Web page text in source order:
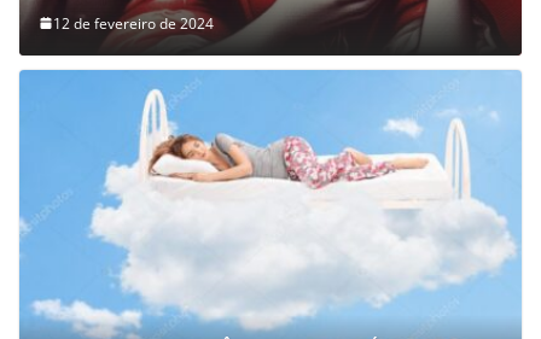
12 de fevereiro de 2024